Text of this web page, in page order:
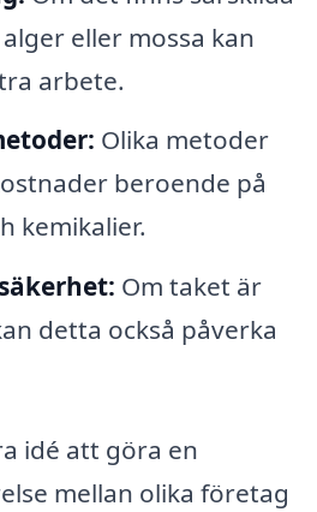
eller mossa kan
arbete.
Olika metoder
beroende på
kemikalier.
Om taket är
detta också påverka
idé att göra en
mellan olika företag